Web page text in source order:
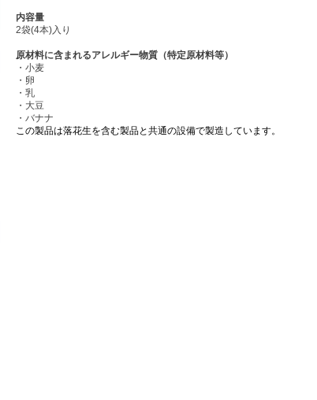
内容量
2袋(4本)入り
原材料に含まれるアレルギー物質（特定原材料等）
・小麦
・卵
・乳
・大豆
・バナナ
この製品は落花生を含む製品と共通の設備で製造しています。